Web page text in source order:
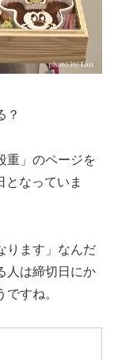
？
重」のページを
となっていま
ります」なんだ
人は締切日にか
すね。